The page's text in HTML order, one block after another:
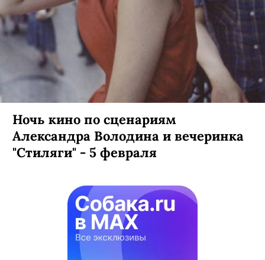
Ночь кино по сценариям
Александра Володина и вечеринка
"Стиляги" - 5 февраля